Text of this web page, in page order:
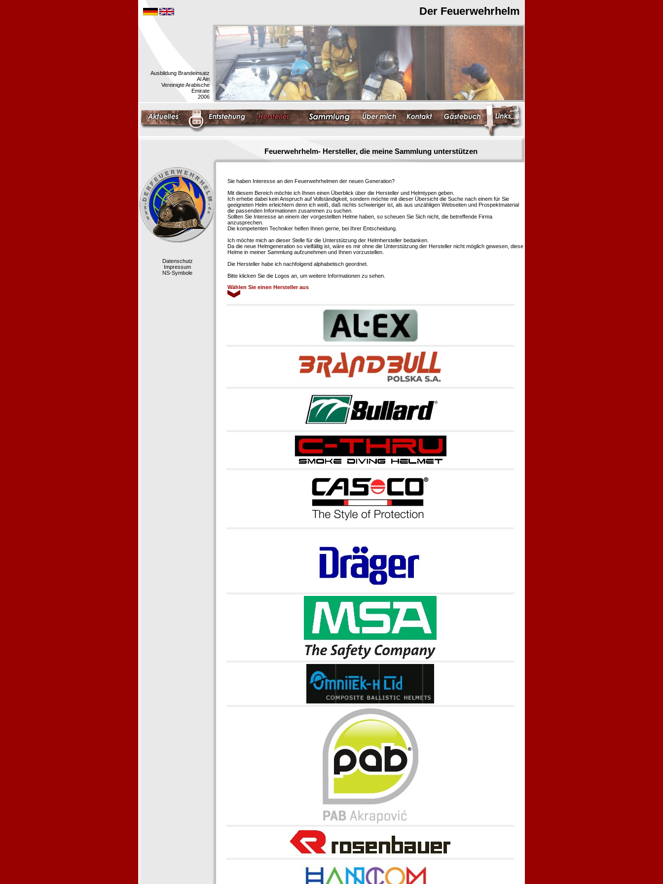
Der Feuerwehrhelm
Ausbildung Brandeinsatz
Al Ain
Vereinigte Arabische
Emirate
2006
Feuerwehrhelm- Hersteller, die meine Sammlung unterstützen
Datenschutz
Impressum
NS-Symbole
Sie haben Interesse an den Feuerwehrhelmen der neuen Generation?
Mit diesem Bereich möchte ich Ihnen einen Überblick über die Hersteller und Helmtypen geben.
Ich erhebe dabei kein Anspruch auf Vollständigkeit, sondern möchte mit dieser Übersicht die Suche nach einem für Sie
geeigneten Helm erleichtern denn ich weiß, daß nichts schwieriger ist, als aus unzähligen Webseiten und Prospektmaterial
die passenden Informationen zusammen zu suchen.
Sollten Sie Interesse an einem der vorgestellten Helme haben, so scheuen Sie Sich nicht, die betreffende Firma
anzusprechen.
Die kompetenten Techniker helfen Ihnen gerne, bei Ihrer Entscheidung.
Ich möchte mich an dieser Stelle für die Unterstützung der Helmhersteller bedanken.
Da die neue Helmgeneration so vielfältig ist, wäre es mir ohne die Unterstützung der Hersteller nicht möglich gewesen, diese
Helme in meiner Sammlung aufzunehmen und Ihnen vorzustellen.
Die Hersteller habe ich nachfolgend alphabetisch geordnet.
Bitte klicken Sie die Logos an, um weitere Informationen zu sehen.
Wählen Sie einen Hersteller aus